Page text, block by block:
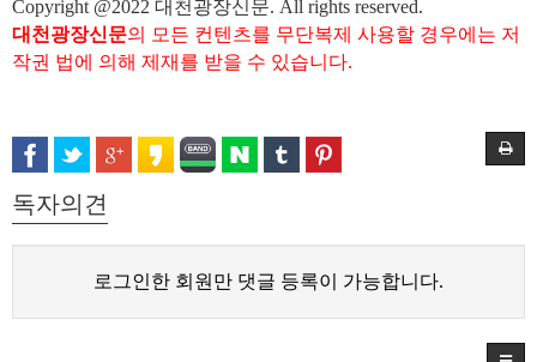
Copyright @2022 대천광장신문. All rights reserved.
대천광장신문의 모든 컨텐츠를 무단복제 사용할 경우에는 저
작권 법에 의해 제재를 받을 수 있습니다.
독자의견
로그인한 회원만 댓글 등록이 가능합니다.